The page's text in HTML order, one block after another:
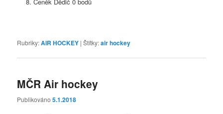
Rubriky:AIR HOCKEY |Štítky:air hockey
MČR Air hockey
Publikováno5.1.2018